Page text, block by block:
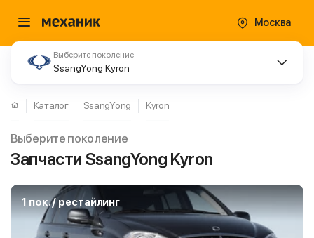
Москва
Выберите поколение
SsangYong Kyron
Каталог SsangYong Kyron
Выберите поколение
Запчасти SsangYong Kyron
1 пок. / рестайлинг